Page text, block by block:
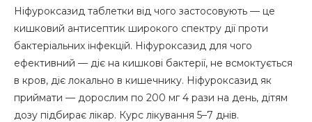
Ніфуроксазид таблетки від чого застосовують — це
кишковий антисептик широкого спектру дії проти
бактеріальних інфекцій. Ніфуроксазид для чого
ефективний — діє на кишкові бактерії, не всмоктується
в кров, діє локально в кишечнику. Ніфуроксазид як
приймати — дорослим по 200 мг 4 рази на день, дітям
дозу підбирає лікар. Курс лікування 5–7 днів.